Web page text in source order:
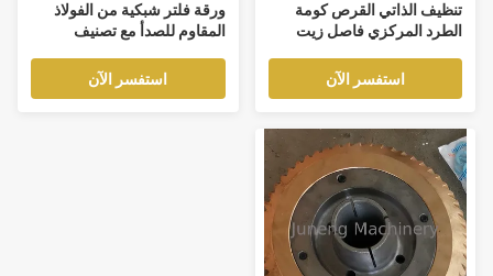
تنظيف الذاتي القرص كومة
الطرد المركزي فاصل زيت
ضمان
استفسر الآن
ورقة فلتر شبكية من الفولاذ
المقاوم للصدأ مع تصنيف
وسعة 2-4 طن/ساعة لمرشح
الأوراق الرأسي
استفسر الآن